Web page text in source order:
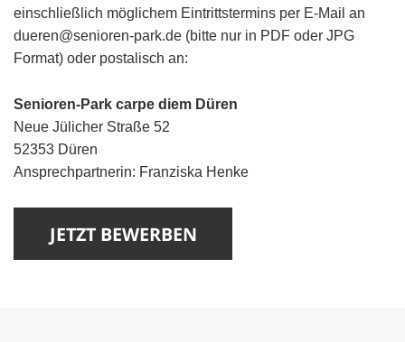
einschließlich möglichem Eintrittstermins per E-Mail an
dueren@senioren-park.de (bitte nur in PDF oder JPG
Format) oder postalisch an:
Senioren-Park carpe diem Düren
Neue Jülicher Straße 52
52353 Düren
Ansprechpartnerin: Franziska Henke